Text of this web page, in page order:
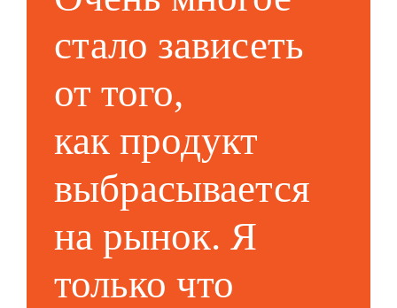
стало зависеть
от того,
как продукт
выбрасывается
на рынок. Я
только что